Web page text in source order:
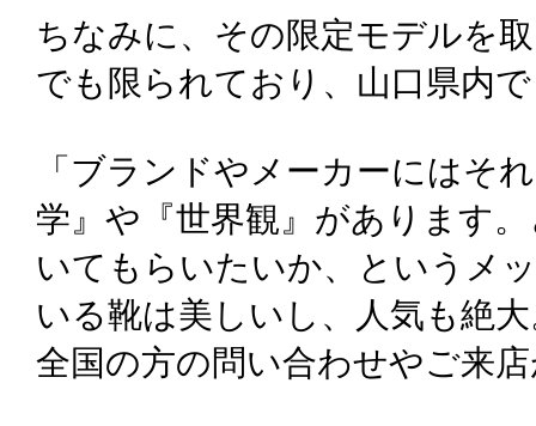
ちなみに、その限定モデルを
でも限られており、山口県内
「ブランドやメーカーにはそ
学』や『世界観』があります
いてもらいたいか、というメ
いる靴は美しいし、人気も絶
全国の方の問い合わせやご来